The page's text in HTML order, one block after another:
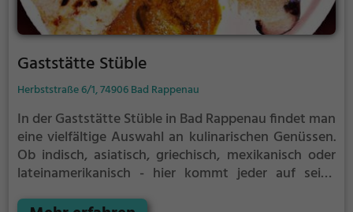
Gaststätte Stüble
Herbststraße 6/1, 74906 Bad Rappenau
In der Gaststätte Stüble in Bad Rappenau findet man
eine vielfältige Auswahl an kulinarischen Genüssen.
Ob indisch, asiatisch, griechisch, mexikanisch oder
lateinamerikanisch - hier kommt jeder auf seine